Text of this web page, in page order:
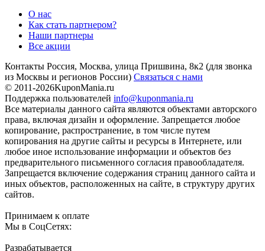
О нас
Как стать партнером?
Наши партнеры
Все акции
Контакты Россия, Москва, улица Пришвина, 8к2 (для звонка
из Москвы и регионов России) Связаться с нами
© 2011-2026KuponMania.ru
Поддержка пользователей info@kuponmania.ru
Все материалы данного сайта являются объектами авторского
права, включая дизайн и оформление. Запрещается любое
копирование, распространение, в том числе путем
копирования на другие сайты и ресурсы в Интернете, или
любое иное использование информации и объектов без
предварительного письменного согласия правообладателя.
Запрещается включение содержания страниц данного сайта и
иных объектов, расположенных на сайте, в структуру других
сайтов.
Принимаем к оплате
Мы в СоцСетях:
Разрабатывается